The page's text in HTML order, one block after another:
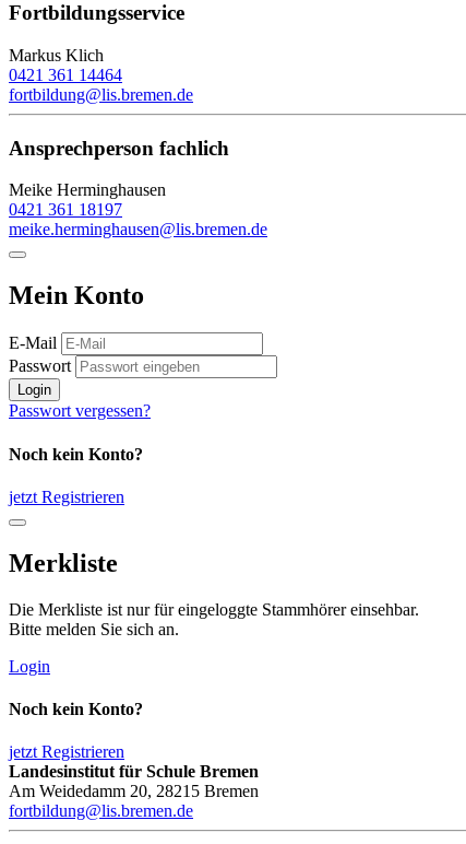
Fortbildungsservice
Markus Klich
0421 361 14464
fortbildung@lis.bremen.de
Ansprechperson fachlich
Meike Herminghausen
0421 361 18197
meike.herminghausen@lis.bremen.de
Mein Konto
E-Mail
Passwort
Login
Passwort vergessen?
Noch kein Konto?
jetzt Registrieren
Merkliste
Die Merkliste ist nur für eingeloggte Stammhörer einsehbar.
Bitte melden Sie sich an.
Login
Noch kein Konto?
jetzt Registrieren
Landesinstitut für Schule Bremen
Am Weidedamm 20, 28215 Bremen
fortbildung@lis.bremen.de